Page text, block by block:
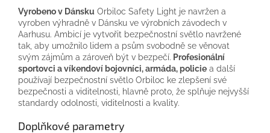
Vyrobeno v Dánsku Orbiloc Safety Light je navržen a
vyroben výhradně v Dánsku ve výrobních závodech v
Aarhusu. Ambicí je vytvořit bezpečnostní světlo navržené
tak, aby umožnilo lidem a psům svobodně se věnovat
svým zájmům a zároveň být v bezpečí. Profesionální
sportovci a víkendoví bojovníci, armáda, policie a další
používají bezpečnostní světlo Orbiloc ke zlepšení své
bezpečnosti a viditelnosti, hlavně proto, že splňuje nejvyšší
standardy odolnosti, viditelnosti a kvality.
Doplňkové parametry